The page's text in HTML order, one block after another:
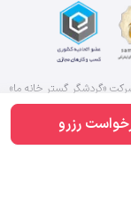
رزرو
«گردشگر گستر خانه ما»